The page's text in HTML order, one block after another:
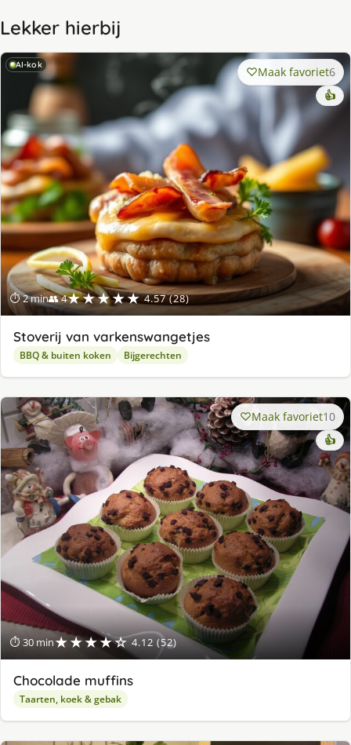
Lekker hierbij
AI-kok
⏱ 2 min👥 4★★★★★ 4.57 (28)
Maak favoriet6
👍
Stoverij van varkenswangetjes
BBQ & buiten koken Bijgerechten
⏱ 30 min★★★★☆ 4.12 (52)
Maak favoriet10
👍
Chocolade muffins
Taarten, koek & gebak